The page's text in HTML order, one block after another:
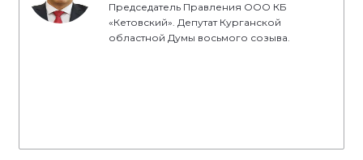
Председатель Правления ООО КБ
«Кетовский». Депутат Курганской
областной Думы восьмого созыва.